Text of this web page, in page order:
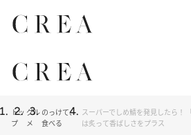
トッ
プ
グル
メ
のっけて、
食べる
スーパーでしめ鯖を発見したら！
は炙って香ばしさをプラス